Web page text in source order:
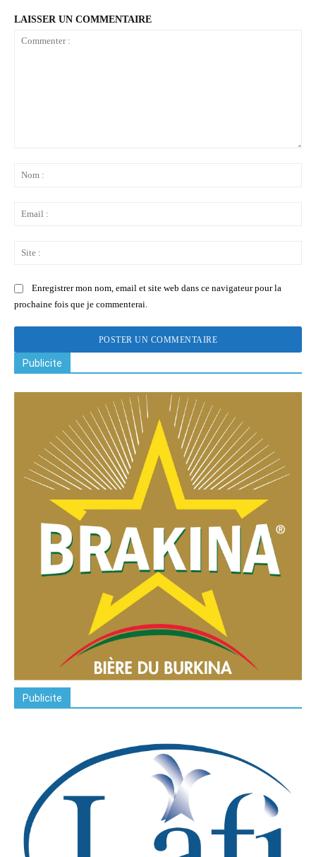
LAISSER UN COMMENTAIRE
Enregistrer mon nom, email et site web dans ce navigateur pour la
prochaine fois que je commenterai.
Publicite
Publicite